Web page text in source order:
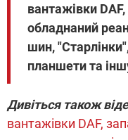
вантажівки
обладнаний
шин,
планшети та
Дивіться також
вантажівки DAF,